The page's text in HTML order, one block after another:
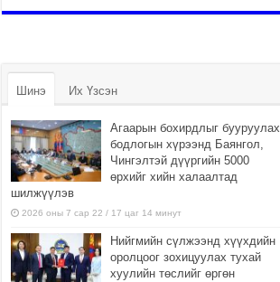
Шинэ Их Үзсэн
Агаарын бохирдлыг бууруулах
бодлогын хүрээнд Баянгол,
Чингэлтэй дүүргийн 5000
өрхийг хийн халаалтад
шилжүүлэв
2026 оны 7 сар 22 / 17 цаг 14 минут
Нийгмийн сүлжээнд хүүхдийн
оролцоог зохицуулах тухай
хуулийн төслийг өргөн